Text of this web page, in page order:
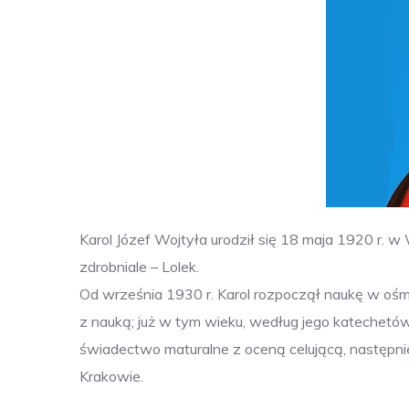
Karol Józef Wojtyła urodził się 18 maja 1920 r.
zdrobniale – Lolek.
Od września 1930 r. Karol rozpoczął naukę w
z nauką; już w tym wieku, według jego
świadectwo maturalne z oceną celującą,
Krakowie.